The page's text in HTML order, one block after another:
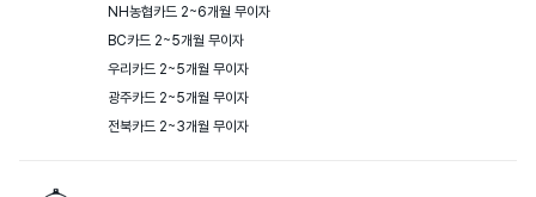
NH농협카드 2~6개월 무이자
BC카드 2~5개월 무이자
우리카드 2~5개월 무이자
광주카드 2~5개월 무이자
전북카드 2~3개월 무이자